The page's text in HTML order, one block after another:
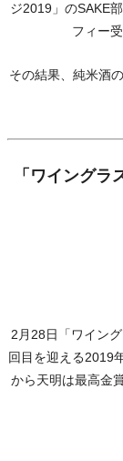
ジ2019」のSAKE
フィー
その結果、純米酒
「ワイング
2月28日「ワイン
回目を迎える2019
から天明は最高金